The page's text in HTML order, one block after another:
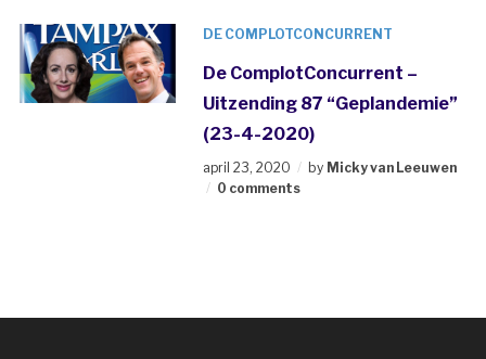
DE COMPLOTCONCURRENT
De ComplotConcurrent –
Uitzending 87 “Geplandemie”
(23-4-2020)
april 23, 2020 by Micky van Leeuwen
0 comments